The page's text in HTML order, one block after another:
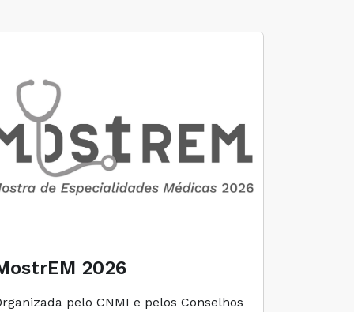
2026
pelo CNMI e pelos Conselhos